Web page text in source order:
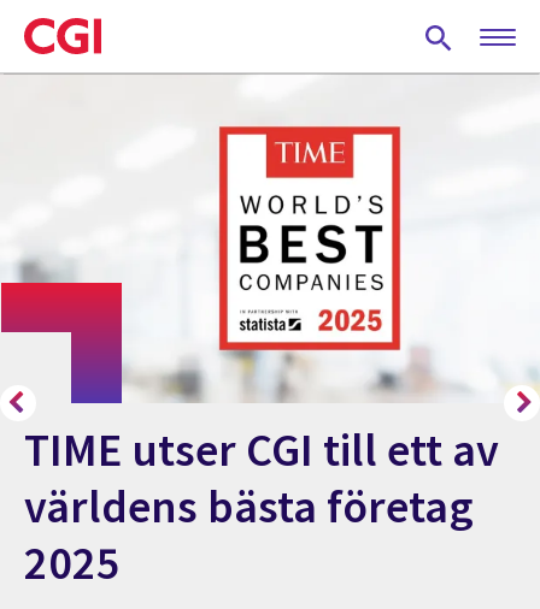
Skip
to
main
TIME utser CGI till ett av
världens bästa företag
2025